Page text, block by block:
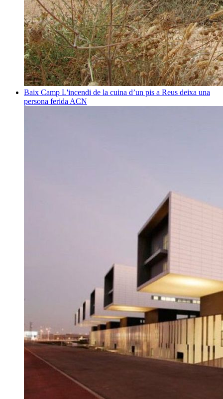
Baix Camp L'incendi de la cuina d’un pis a Reus deixa una
persona ferida ACN